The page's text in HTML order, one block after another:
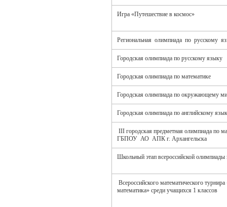
Игра «Путешествие в космос»
Региональная олимпиада по русскому
Городская олимпиада по русскому языку
Городская олимпиада по математике
Городская олимпиада по окружающему
Городская олимпиада по английскому
III городская предметная олимпиада по
ГБПОУ АО АПК г. Архангельска
Школьный этап всероссийской олимпиады
Всероссийского математического турнира
математика» среди учащихся 1 классов